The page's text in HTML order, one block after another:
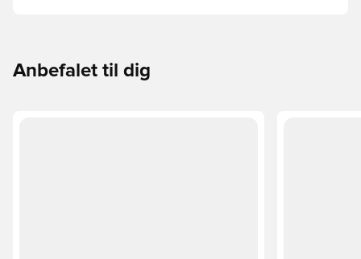
Anbefalet til dig